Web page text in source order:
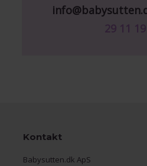
29 11
Kontakt
Babysutten.dk ApS